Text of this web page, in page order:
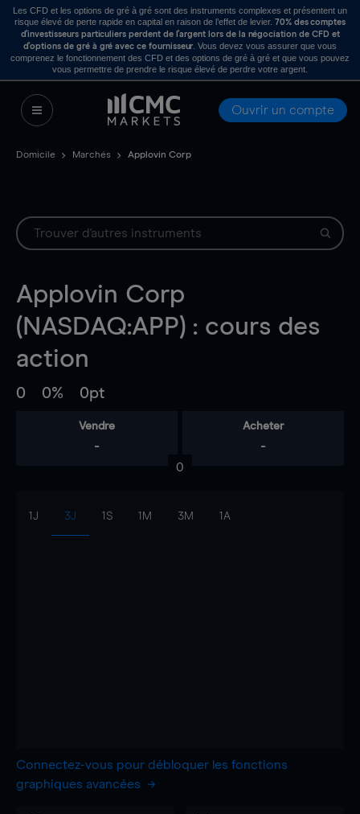
Les CFD et les options de gré à gré sont des instruments complexes et présentent un
risque élevé de perte rapide en capital en raison de l’effet de levier. 70% des comptes
d’investisseurs particuliers perdent de l’argent lors de la négociation de CFD et
d’options de gré à gré avec ce fournisseur . Vous devez vous assurer que vous
comprenez le fonctionnement des CFD et des options de gré à gré et que vous pouvez
vous permettre de prendre le risque élevé de perdre votre argent.
Ouvrir un compte
Domicile Marchés Applovin Corp
Applovin Corp
(NASDAQ:APP) : cours des
action
0 0% 0pt
Vendre
-
Acheter
-
0
1J 3J 1S 1M 3M 1A
Connectez-vous pour débloquer les fonctions
graphiques avancées